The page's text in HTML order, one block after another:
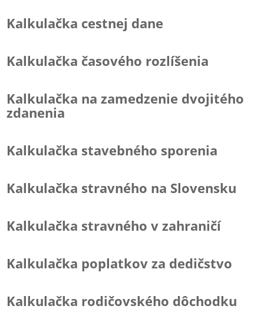
Kalkulačka cestnej dane
Kalkulačka časového rozlíšenia
Kalkulačka na zamedzenie dvojitého
zdanenia
Kalkulačka stavebného sporenia
Kalkulačka stravného na Slovensku
Kalkulačka stravného v zahraničí
Kalkulačka poplatkov za dedičstvo
Kalkulačka rodičovského dôchodku